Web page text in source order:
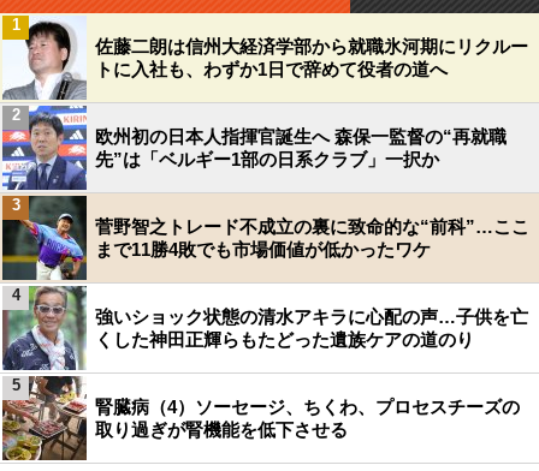
佐藤二朗は信州大経済学部から就職氷河期にリクルー
トに入社も、わずか1日で辞めて役者の道へ
1
欧州初の日本人指揮官誕生へ 森保一監督の“再就職
先”は「ベルギー1部の日系クラブ」一択か
2
菅野智之トレード不成立の裏に致命的な“前科”…ここ
まで11勝4敗でも市場価値が低かったワケ
3
強いショック状態の清水アキラに心配の声…子供を亡
くした神田正輝らもたどった遺族ケアの道のり
4
腎臓病（4）ソーセージ、ちくわ、プロセスチーズの
取り過ぎが腎機能を低下させる
5